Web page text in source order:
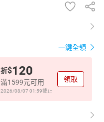
一鍵全領
折$120
滿1599元可用
2026/08/07 01:59截止
領取